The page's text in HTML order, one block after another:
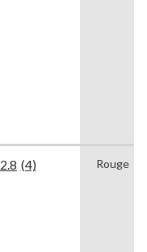
2.8 Lire
(4) Rouge